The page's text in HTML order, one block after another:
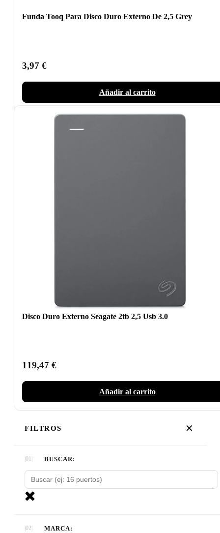
Funda Tooq Para Disco Duro Externo De 2,5 Grey
3,97 €
Añadir al carrito
Disco Duro Externo Seagate 2tb 2,5 Usb 3.0
119,47 €
Añadir al carrito
FILTROS ✕
BUSCAR:
MARCA: